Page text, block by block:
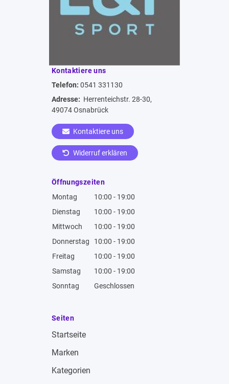
Kontaktiere uns
Telefon: 0541 331130
Adresse: Herrenteichstr. 28-30,
49074 Osnabrück
Kontaktiere uns
Widerruf erklären
Öffnungszeiten
Montag
10:00 - 19:00
Dienstag
10:00 - 19:00
Mittwoch
10:00 - 19:00
Donnerstag
10:00 - 19:00
Freitag
10:00 - 19:00
Samstag
10:00 - 19:00
Sonntag
Geschlossen
Seiten
Startseite
Marken
Kategorien